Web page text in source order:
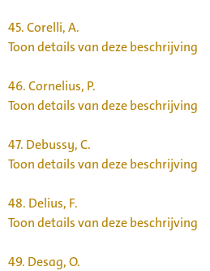
45.Corelli, A.
Toon details van deze beschrijving
46.Cornelius, P.
Toon details van deze beschrijving
47. Debussy, C.
Toon details van deze beschrijving
48. Delius, F.
Toon details van deze beschrijving
49. Desag, O.